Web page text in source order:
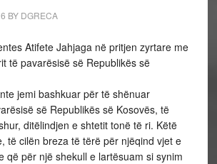
BY DGRECA
Atifete Jahjaga në pritjen zyrtare me
të pavarësisë së Republikës së
jemi bashkuar për të shënuar
së Republikës së Kosovës, të
ditëlindjen e shtetit tonë të ri. Këtë
të cilën breza të tërë për njëqind vjet e
që për një shekull e lartësuam si synim